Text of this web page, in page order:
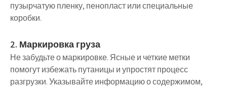
пузырчатую пленку, пенопласт или специальные
коробки.
2. Маркировка груза
Не забудьте о маркировке. Ясные и четкие метки
помогут избежать путаницы и упростят процесс
разгрузки. Указывайте информацию о содержимом,